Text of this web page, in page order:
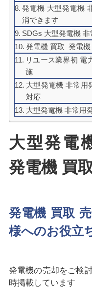
発電機 大型発電機
消できます
SDGs 大型発電機
発電機 買取 発電機
リユース業界初 電
施
大型発電機 非常用
対応
大型発電機 非常用
大型発電
発電機 買
発電機 買取
様へのお役立
発電機の売却をご検
時掲載しています